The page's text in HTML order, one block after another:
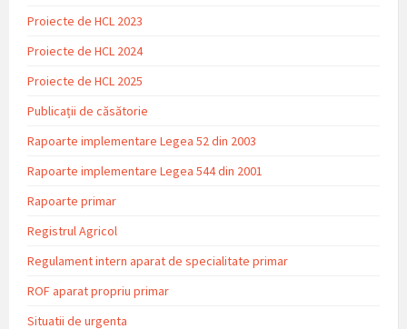
Proiecte de HCL 2023
Proiecte de HCL 2024
Proiecte de HCL 2025
Publicații de căsătorie
Rapoarte implementare Legea 52 din 2003
Rapoarte implementare Legea 544 din 2001
Rapoarte primar
Registrul Agricol
Regulament intern aparat de specialitate primar
ROF aparat propriu primar
Situatii de urgenta